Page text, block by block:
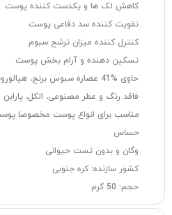
کاهش لک ها و یکدست کننده پوست
تقویت کننده سد دفاعی پوست
کنترل کننده میزان ترشح سبوم
تسکین دهنده و آرام بخش پوست
حاوی %41 عصاره سبوس برنج، هیالورونیک اسید و آدنوزین
فاقد رنگ و عطر مصنوعی، الکل،
مناسب برای انواع پوست مخصوصا
حساس
وگان و بدون تست حیوانی
کشور سازنده: کره جنوبی
حجم: 50 گرم